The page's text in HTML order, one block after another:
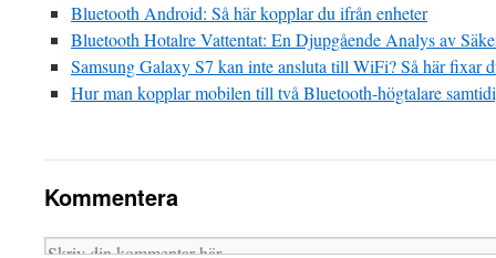
Bluetooth Android: Så här kopplar du ifrån enheter
Bluetooth Hotalre Vattentat: En Djupgående Analys av
Samsung Galaxy S7 kan inte ansluta till WiFi? Så här fixar
Hur man kopplar mobilen till två Bluetooth-högtalare
Kommentera